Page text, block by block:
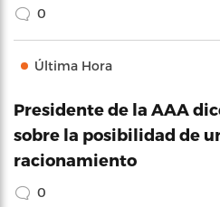
0
Última Hora
Presidente de la AAA
sobre la posibilidad de
racionamiento
0